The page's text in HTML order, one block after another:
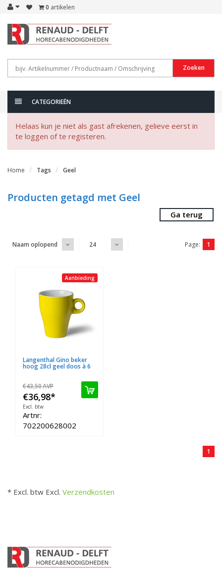
0 artikelen
Zoeken
CATEGORIEËN
Helaas kun je niet als gast afrekenen, gelieve eerst in
te loggen of te registeren.
Home Tags Geel
Producten getagd met Geel
Ga terug
Naam oplopend 24 Page: 1
Aanbieding
Langenthal Gino beker
hoog 28cl geel doos à 6
€43,50AVP
€36,98*
Excl. btw
Artnr:
702200628002
1
* Excl. btw Excl. Verzendkosten